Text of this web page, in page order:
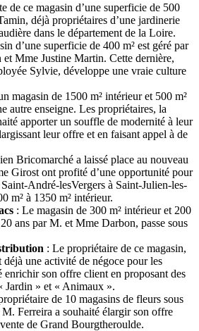
de ce magasin d’une superficie de 500
déjà propriétaires d’une jardinerie
dans le département de la Loire.
d’une superficie de 400 m² est géré par
Mme Justine Martin. Cette dernière,
Sylvie, développe une vraie culture
magasin de 1500 m² intérieur et 500 m²
autre enseigne. Les propriétaires, la
apporter un souffle de modernité à leur
leur offre et en faisant appel à de
Bricomarché a laissé place au nouveau
Girost ont profité d’une opportunité pour
André-lesVergers à Saint-Julien-les-
m² à 1350 m² intérieur.
: Le magasin de 300 m² intérieur et 200
ans par M. et Mme Darbon, passe sous
: Le propriétaire de ce magasin,
une activité de négoce pour les
enrichir son offre client en proposant des
Jardin » et « Animaux ».
de 10 magasins de fleurs sous
Ferreira a souhaité élargir son offre
de Grand Bourgtheroulde.